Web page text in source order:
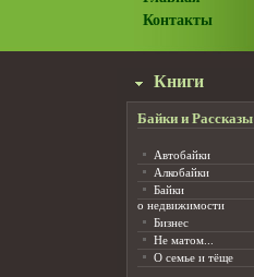
Контакты
Книги
Байки и Рассказы
Автобайки
Алкобайки
Байки
о недвижимости
Бизнес
Не матом...
О семье и тёще